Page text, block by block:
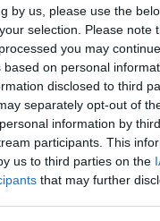
by us, please use the
selection. Please note
you may
based on personal
disclosed to third
separately opt-out of
information by
participants. This
us to third parties on the
that may further
εξαρτάται
η νεφοκάλυψη κι ο
τοπογραφία,
οι μέγιστες
σε πολύ
προς το τέλος